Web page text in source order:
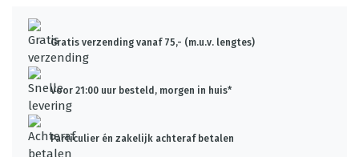
Gratis verzending vanaf 75,- (m.u.v. lengtes)
Voor 21:00 uur besteld, morgen in huis*
Particulier én zakelijk achteraf betalen